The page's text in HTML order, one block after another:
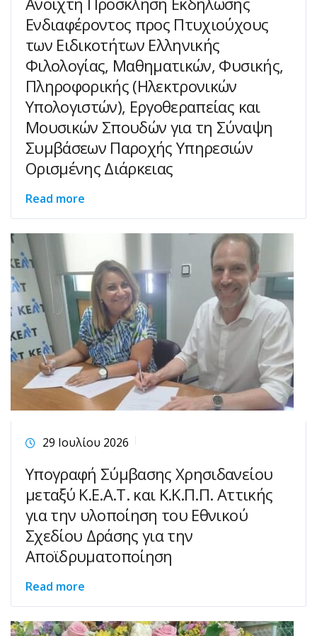
Ενδιαφέροντος προς Πτυχιούχους
των Ειδικοτήτων Ελληνικής
Φιλολογίας, Μαθηματικών, Φυσικής,
Πληροφορικής (Ηλεκτρονικών
Υπολογιστών), Εργοθεραπείας και
Μουσικών Σπουδών για τη Σύναψη
Συμβάσεων Παροχής Υπηρεσιών
Ορισμένης Διάρκειας
Read more
29 Ιουλίου 2026
Υπογραφή Σύμβασης Χρησιδανείου
μεταξύ Κ.Ε.Α.Τ. και Κ.Κ.Π.Π. Αττικής
για την υλοποίηση του Εθνικού
Σχεδίου Δράσης για την
Αποϊδρυματοποίηση
Read more